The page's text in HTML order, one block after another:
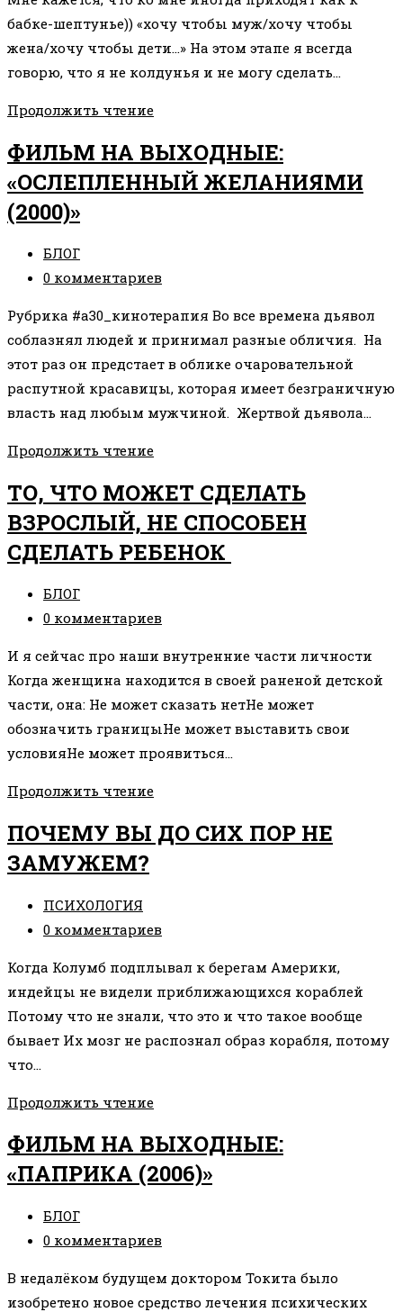
записи:
бабке-шептунье)) «хочу чтобы муж/хочу чтобы
жена/хочу чтобы дети…» На этом этапе я всегда
говорю, что я не колдунья и не могу сделать…
Продолжить чтениеВОЗМОЖНО
ИЗМЕНИТЬ
ДРУГОГО
С
ФИЛЬМ НА ВЫХОДНЫЕ:
«ОСЛЕПЛЕННЫЙ ЖЕЛАНИЯМИ
(2000)»
Рубрика
записи:
БЛОГ
Комментарии
записи:
0 комментариев
Рубрика #а30_кинотерапия Во все времена дьявол
соблазнял людей и принимал разные обличия. На
этот раз он предстает в облике очаровательной
распутной красавицы, которая имеет безграничную
власть над любым мужчиной. Жертвой дьявола…
Продолжить чтениеФИЛЬМ
ВЫХОДНЫЕ:
«ОСЛЕПЛЕННЫЙ
ЖЕЛАНИЯМИ
ТО, ЧТО МОЖЕТ СДЕЛАТЬ
ВЗРОСЛЫЙ, НЕ СПОСОБЕН
СДЕЛАТЬ РЕБЕНОК
Рубрика
записи:
БЛОГ
Комментарии
записи:
0 комментариев
И я сейчас про наши внутренние части личности
Когда женщина находится в своей раненой детской
части, она: Не может сказать нетНе может
обозначить границыНе может выставить свои
условияНе может проявиться…
Продолжить чтениеТО,
МОЖЕТ
СПОСОБЕН
СДЕЛАТЬ
РЕБЕНОК
ПОЧЕМУ ВЫ ДО СИХ ПОР НЕ
ЗАМУЖЕМ?
Рубрика
записи:
ПСИХОЛОГИЯ
Комментарии
записи:
0 комментариев
Когда Колумб подплывал к берегам Америки,
индейцы не видели приближающихся кораблей
Потому что не знали, что это и что такое вообще
бывает Их мозг не распознал образ корабля, потому
что…
Продолжить чтениеПОЧЕМУ
ДО
СИХ
ЗАМУЖЕМ?
ФИЛЬМ НА ВЫХОДНЫЕ:
«ПАПРИКА (2006)»
Рубрика
записи:
БЛОГ
Комментарии
записи:
0 комментариев
В недалёком будущем доктором Токита было
изобретено новое средство лечения психических